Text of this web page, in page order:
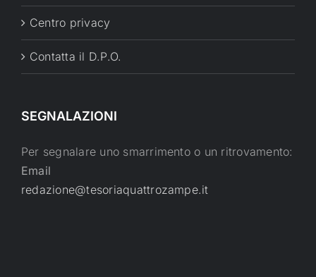
Centro privacy
Contatta il D.P.O.
SEGNALAZIONI
Per segnalare uno smarrimento o un ritrovamento:
Email
redazione@tesoriaquattrozampe.it